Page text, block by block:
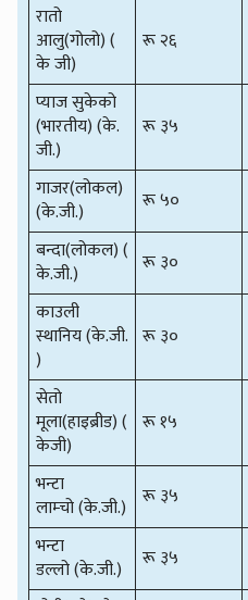
रातो
आलु(गोलो) (
के जी)
रू २६
प्याज सुकेको
(भारतीय) (के.
जी.)
रू ३५
गाजर(लोकल)
(के.जी.)
रू ५०
बन्दा(लोकल) (
के.जी.)
रू ३०
काउली
स्थानिय (के.जी.
)
रू ३०
सेतो
मूला(हाइब्रीड) (
केजी)
रू १५
भन्टा
लाम्चो (के.जी.) रू ३५
भन्टा
डल्लो (के.जी.)
रू ३५